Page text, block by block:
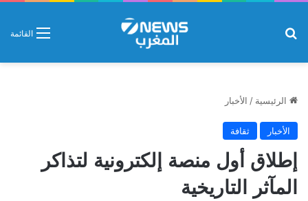
القائمة
الرئيسية / الأخبار
الأخبار ثقافة
إطلاق أول منصة إلكترونية لتذاكر
المآثر التاريخية